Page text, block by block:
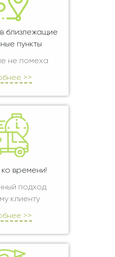
близлежащие
пункты
не помеха
>>
времени!
подход
клиенту
>>